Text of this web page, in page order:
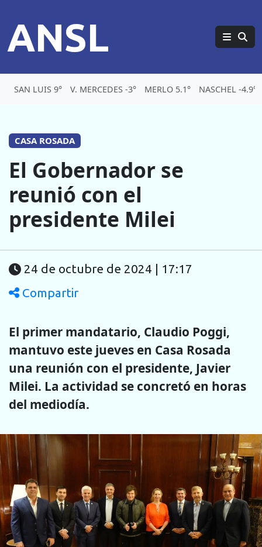
ANSL
SAN LUIS 9° V. MERCEDES -3° MERLO 5.1° NASCHEL -4.9°
CASA ROSADA
El Gobernador se
reunió con el
presidente Milei
24 de octubre de 2024 | 17:17
Compartir
El primer mandatario, Claudio Poggi,
mantuvo este jueves en Casa Rosada
una reunión con el presidente, Javier
Milei. La actividad se concretó en horas
del mediodía.